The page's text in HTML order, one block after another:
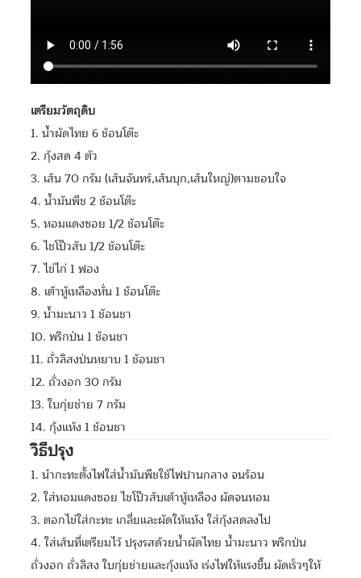
เตรียมวัตถุดิบ
1. น้ำผัดไทย 6 ช้อนโต๊ะ
2. กุ้งสด 4 ตัว
3. เส้น 70 กรัม (เส้นจันทร์,เส้นบุก,เส้นใหญ่)ตามชอบใจ
4. น้ำมันพืช 2 ช้อนโต๊ะ
5. หอมแดงซอย 1/2 ช้อนโต๊ะ
6. ไชโป๊วสับ 1/2 ช้อนโต๊ะ
7. ไข่ไก่ 1 ฟอง
8. เต้าหู้เหลืองหั่น 1 ช้อนโต๊ะ
9. น้ำมะนาว 1 ช้อนชา
10. พริกป่น 1 ช้อนชา
11. ถั่วลิสงป่นหยาบ 1 ช้อนชา
12. ถั่วงอก 30 กรัม
13. ใบกุ่ยช่าย 7 กรัม
14. กุ้งแห้ง 1 ช้อนชา
วิธีปรุง
1. นำกะทะตั้งไฟใส่น้ำมันพืชใช้ไฟปานกลาง จนร้อน
2. ใส่หอมแดงซอย ไชโป๊วสับเต้าหู้เหลือง ผัดจนหอม
3. ตอกไข่ใส่กะทะ เกลี่ยและผัดให้แห้ง ใส่กุ้งสดลงไป
4. ใส่เส้นที่เตรียมไว้ ปรุงรสด้วยน้ำผัดไทย น้ำมะนาว พริกป่น
ถั่วงอก ถั่วลิสง ใบกุ่ยช่ายและกุ้งแห้ง เร่งไฟให้แรงขึ้น ผัดเร็วๆให้